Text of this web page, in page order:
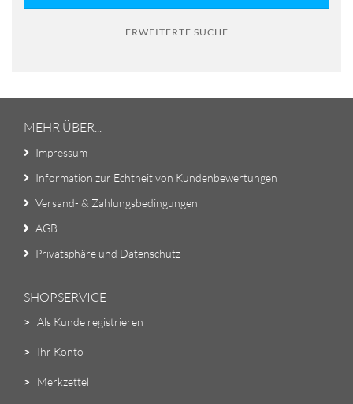
ERWEITERTE SUCHE
MEHR ÜBER...
Impressum
Information zur Echtheit von Kundenbewertungen
Versand- & Zahlungsbedingungen
AGB
Privatsphäre und Datenschutz
SHOPSERVICE
> Als Kunde registrieren
> Ihr Konto
> Merkzettel